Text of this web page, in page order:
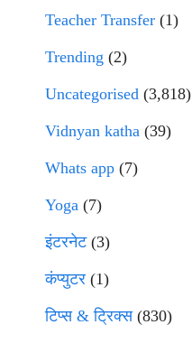
Teacher Transfer (1)
Trending (2)
Uncategorised (3,818)
Vidnyan katha (39)
Whats app (7)
Yoga (7)
इंटरनेट(3)
कंप्युटर (1)
टिप्स & ट्रिक्स(830)